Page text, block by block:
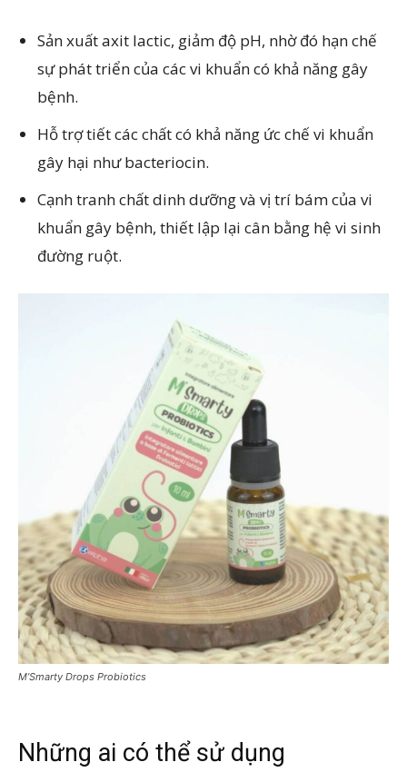
Sản xuất axit lactic, giảm độ pH, nhờ đó hạn chế
sự phát triển của các vi khuẩn có khả năng gây
bệnh.
Hỗ trợ tiết các chất có khả năng ức chế vi khuẩn
gây hại như bacteriocin.
Cạnh tranh chất dinh dưỡng và vị trí bám của vi
khuẩn gây bệnh, thiết lập lại cân bằng hệ vi sinh
đường ruột.
M’Smarty Drops Probiotics
Những ai có thể sử dụng